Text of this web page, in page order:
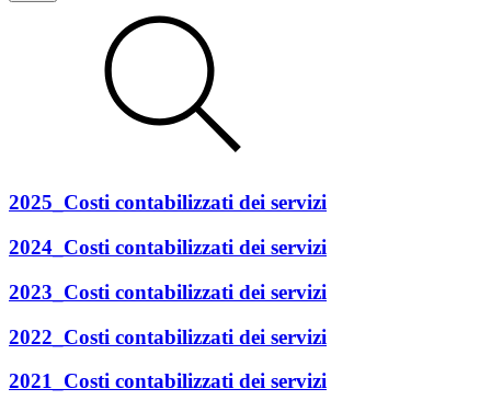
2025_Costi contabilizzati dei servizi
2024_Costi contabilizzati dei servizi
2023_Costi contabilizzati dei servizi
2022_Costi contabilizzati dei servizi
2021_Costi contabilizzati dei servizi